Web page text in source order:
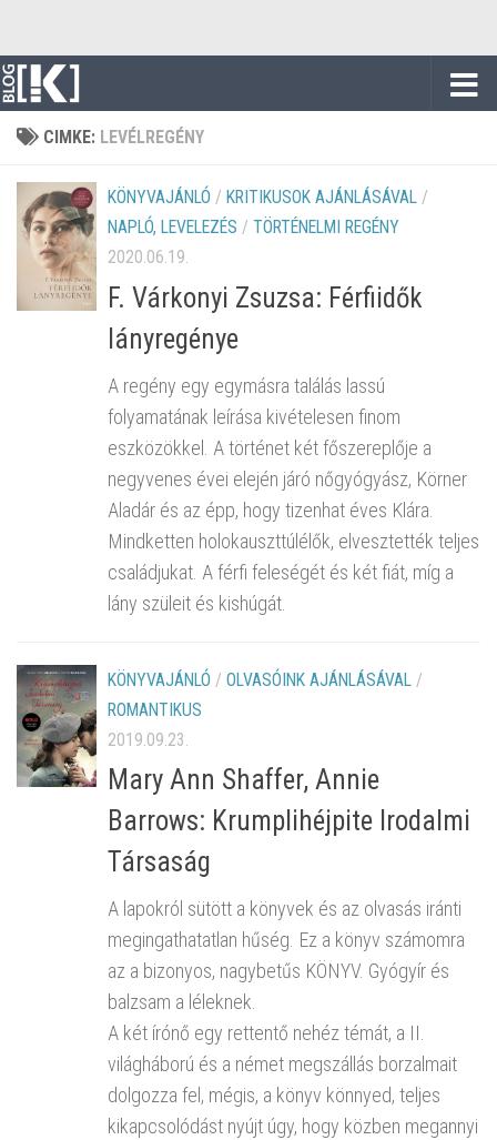
CIMKE: LEVÉLREGÉNY
KÖNYVAJÁNLÓ / KRITIKUSOK AJÁNLÁSÁVAL /
NAPLÓ, LEVELEZÉS / TÖRTÉNELMI REGÉNY
2020.06.19.
F. Várkonyi Zsuzsa: Férfiidők
lányregénye
A regény egy egymásra találás lassú
folyamatának leírása kivételesen finom
eszközökkel. A történet két főszereplője a
negyvenes évei elején járó nőgyógyász, Körner
Aladár és az épp, hogy tizenhat éves Klára.
Mindketten holokauszttúlélők, elvesztették teljes
családjukat. A férfi feleségét és két fiát, míg a
lány szüleit és kishúgát.
KÖNYVAJÁNLÓ / OLVASÓINK AJÁNLÁSÁVAL /
ROMANTIKUS
2019.09.23.
Mary Ann Shaffer, Annie
Barrows: Krumplihéjpite ​Irodalmi
Társaság
A lapokról sütött a könyvek és az olvasás iránti
megingathatatlan hűség. Ez a könyv számomra
az a bizonyos, nagybetűs KÖNYV. Gyógyír és
balzsam a léleknek.
A két írónő egy rettentő nehéz témát, a II.
világháború és a német megszállás borzalmait
dolgozza fel, mégis, a könyv könnyed, teljes
kikapcsolódást nyújt úgy, hogy közben megannyi